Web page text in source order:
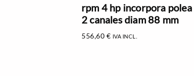
rpm 4 hp incorpora polea
2 canales diam 88 mm
556,60 € IVA INCL.